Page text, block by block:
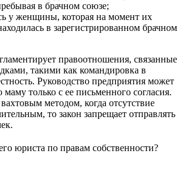
в брачном союзе;
у женщины, которая на момент их
в зарегистрированном брачном
правоотношения, связанные
такими как командировка в
Руководство предприятия может
только с ее письменного согласия.
методом, когда отсутствие
то закон запрещает отправлять
юриста по правам собственности?